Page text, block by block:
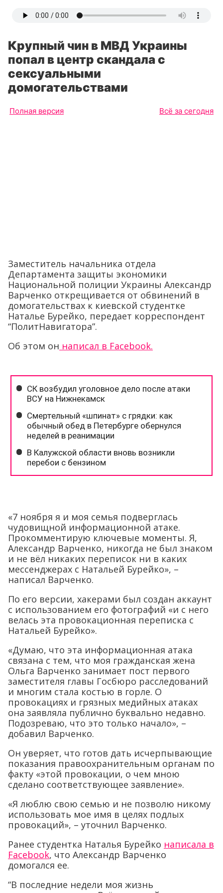
Крупный чин в МВД Украины
попал в центр скандала с
сексуальными
домогательствами
Полная версия Всё за сегодня
Заместитель начальника отдела
Департамента защиты экономики
Национальной полиции Украины Александр
Варченко открещивается от обвинений в
домогательствах к киевской студентке
Наталье Бурейко, передает корреспондент
“ПолитНавигатора”.
Об этом он написал в Facebook.
«7 ноября я и моя семья подверглась
чудовищной информационной атаке.
Прокомментирую ключевые моменты. Я,
Александр Варченко, никогда не был знаком
и не вёл никаких переписок ни в каких
мессенджерах с Натальей Бурейко», –
написал Варченко.
По его версии, хакерами был создан аккаунт
с использованием его фотографий «и с него
велась эта провокационная переписка с
Натальей Бурейко».
«Думаю, что эта информационная атака
связана с тем, что моя гражданская жена
Ольга Варченко занимает пост первого
заместителя главы Госбюро расследований
и многим стала костью в горле. О
провокациях и грязных медийных атаках
она заявляла публично буквально недавно.
Подозреваю, что это только начало», –
добавил Варченко.
Он уверяет, что готов дать исчерпывающие
показания правоохранительным органам по
факту «этой провокации, о чем мною
сделано соответствующее заявление».
«Я люблю свою семью и не позволю никому
использовать мое имя в целях подлых
провокаций», – уточнил Варченко.
Ранее студентка Наталья Бурейко написала в
Facebook, что Александр Варченко
домогался ее.
“В последние недели моя жизнь